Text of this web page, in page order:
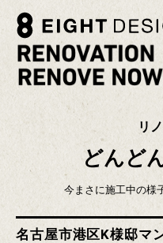
リ
どんど
今まさに施工中の様
名古屋市港区K様邸マ